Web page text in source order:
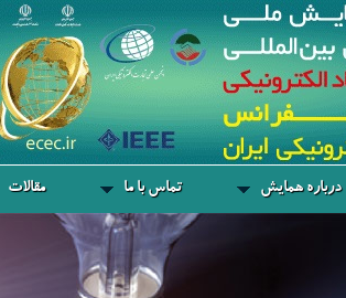
درباره همایش تماس با ما مقالات